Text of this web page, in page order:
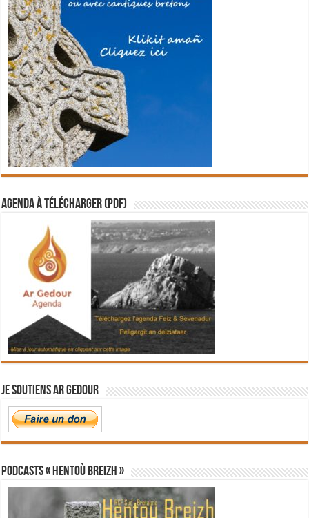
Agenda à télécharger (PDF)
Je soutiens Ar Gedour
PODCASTS « Hentoù Breizh »